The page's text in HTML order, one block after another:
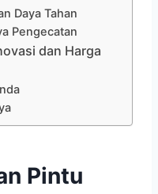
Daya Tahan
Pengecatan
dan Harga
Pintu